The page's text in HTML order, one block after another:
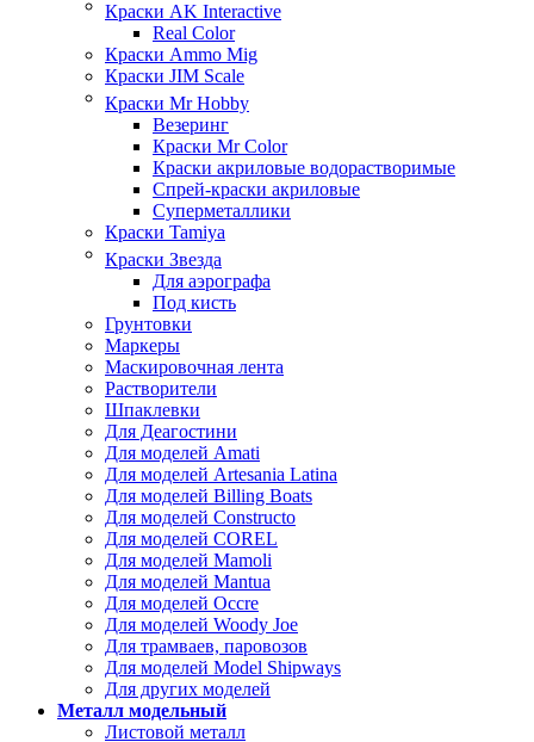
Краски AK Interactive
Real Color
Краски Ammo Mig
Краски JIM Scale
Краски Mr Hobby
Везеринг
Краски Mr Color
Краски акриловые водорастворимые
Спрей-краски акриловые
Суперметаллики
Краски Tamiya
Краски Звезда
Для аэрографа
Под кисть
Грунтовки
Маркеры
Маскировочная лента
Растворители
Шпаклевки
Для Деагостини
Для моделей Amati
Для моделей Artesania Latina
Для моделей Billing Boats
Для моделей Constructo
Для моделей COREL
Для моделей Mamoli
Для моделей Mantua
Для моделей Occre
Для моделей Woody Joe
Для трамваев, паровозов
Для моделей Model Shipways
Для других моделей
Металл модельный
Листовой металл